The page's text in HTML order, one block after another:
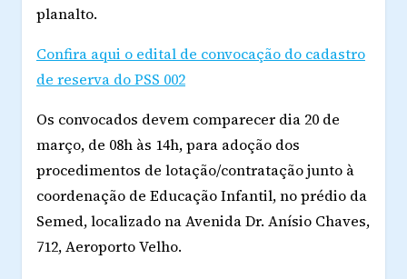
planalto.
Confira aqui o edital de convocação do cadastro
de reserva do PSS 002
Os convocados devem comparecer dia 20 de
março, de 08h às 14h, para adoção dos
procedimentos de lotação/contratação junto à
coordenação de Educação Infantil, no prédio da
Semed, localizado na Avenida Dr. Anísio Chaves,
712, Aeroporto Velho.